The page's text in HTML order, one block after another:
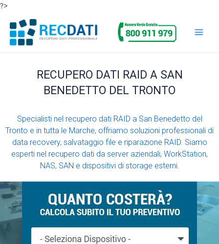
?>
contenuto
RECUPERO DATI RAID A SAN
BENEDETTO DEL TRONTO
Specialisti nel recupero dati RAID a San Benedetto del
Tronto e in tutta le Marche, offriamo soluzioni professionali di
data recovery, salvataggio file e riparazione RAID. Siamo
esperti nel recupero dati da server aziendali, WorkStation,
NAS, SAN e dispositivi di storage esterni.